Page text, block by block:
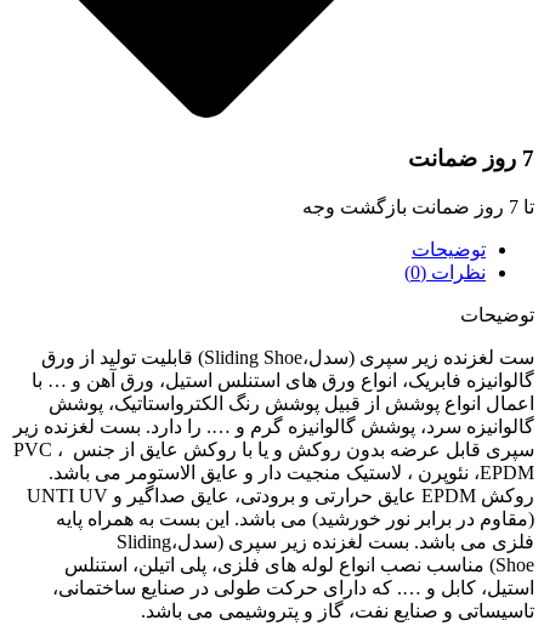
بازگشت وجه
توضیحات
نظرات (0)
ست لغزنده زیر سپری (سدل،Sliding Shoe) قابلیت تولید از ورق
فابریک، انواع ورق های استنلس استیل، ورق آهن و … با
انواع پوشش از قبیل پوشش رنگ الکترواستاتیک، پوشش
سرد، پوشش گالوانیزه گرم و …. را دارد. بست لغزنده زیر
سپری قابل عرضه بدون روکش و یا با روکش عایق از جنس PVC ،
EPDM، نئوپرن ، لاستیک منجیت دار و عایق الاستومر می باشد.
روکش EPDM عایق حرارتی و برودتی، عایق صداگیر و UNTI UV
در برابر نور خورشید) می باشد. این بست به همراه پایه
فلزی می باشد. بست لغزنده زیر سپری (سدل،Sliding
Shoe) مناسب نصب انواع لوله های فلزی، پلی اتیلن، استنلس
کابل و …. که دارای حرکت طولی در صنایع ساختمانی،
و صنایع نفت، گاز و پتروشیمی می باشد.